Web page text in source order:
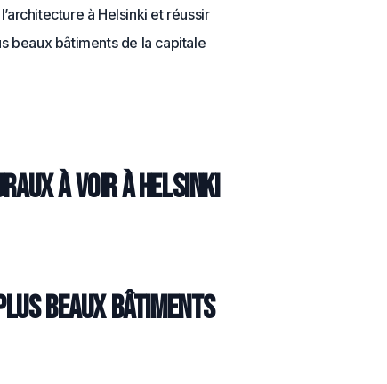
à Helsinki et réussir
beaux bâtiments de la capitale
à voir à Helsinki
beaux bâtiments